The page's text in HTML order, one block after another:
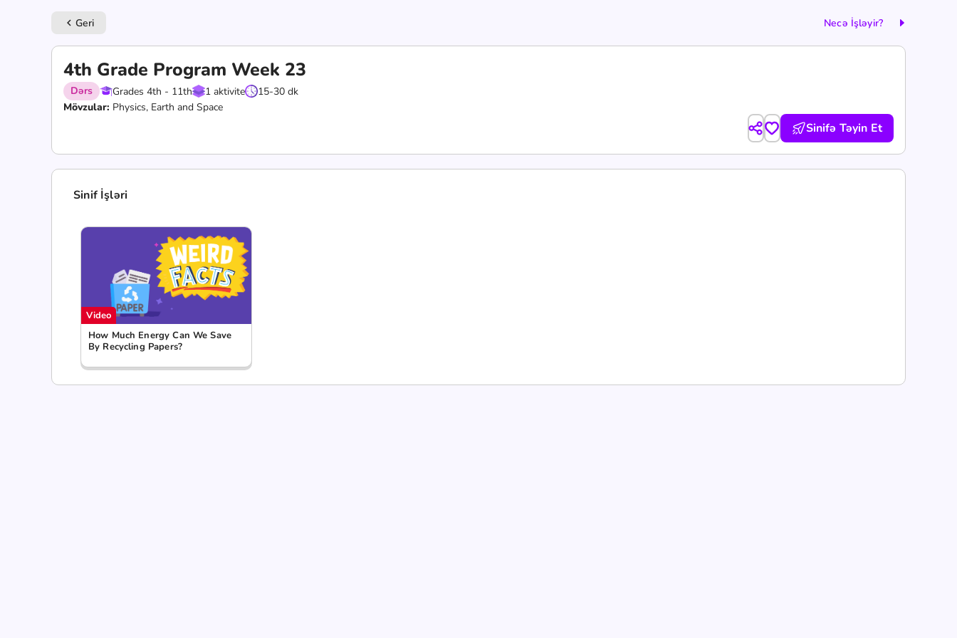
keyboard_arrow_left Geri Necə İşləyir?
4th Grade Program Week 23
Dərs Grades 4th - 11th 1 aktivite
15-30 dk
Mövzular: Physics, Earth and Space
Sinifə Təyin Et
Sinif İşləri
Video
How Much Energy Can We Save
By Recycling Papers?